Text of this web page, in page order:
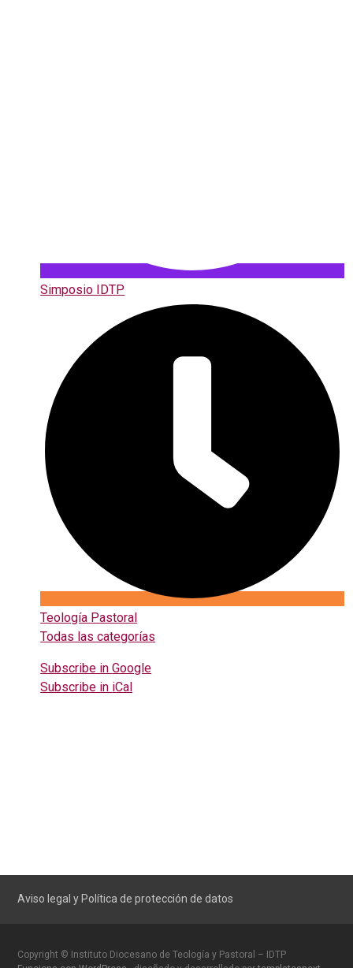
Simposio IDTP
Teología Pastoral
Todas las categorías
Subscribe inGoogle
Subscribe in iCal
Aviso legal y Política de protección de datos
Copyright © Instituto Diocesano de Teología y Pastoral – IDTP